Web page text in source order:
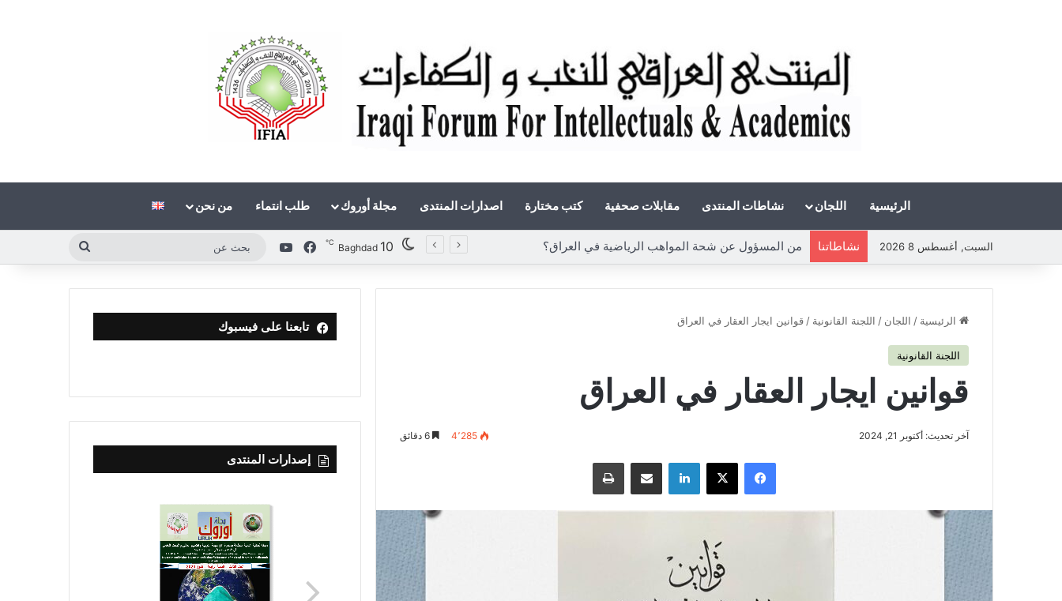
الرئيسية اللجان نشاطات المنتدى مقابلات صحفية كتب مختارة اصدارات المنتدى مجلة أوروك طلب انتماء من نحن
السبت, أغسطس 8 2026 نشاطاتنا Baghdad 10
℃ فيسبوك‫YouTube
الرئيسية / اللجان / اللجنة القانونية / قوانين ايجار العقار في العراق
اللجنة القانونية
قوانين ايجار العقار في العراق
آخر تحديث: أكتوبر 21, 2024 4٬285
فيسبوك لينكدإن
تابعنا على فيسبوك
إصدارات المنتدى